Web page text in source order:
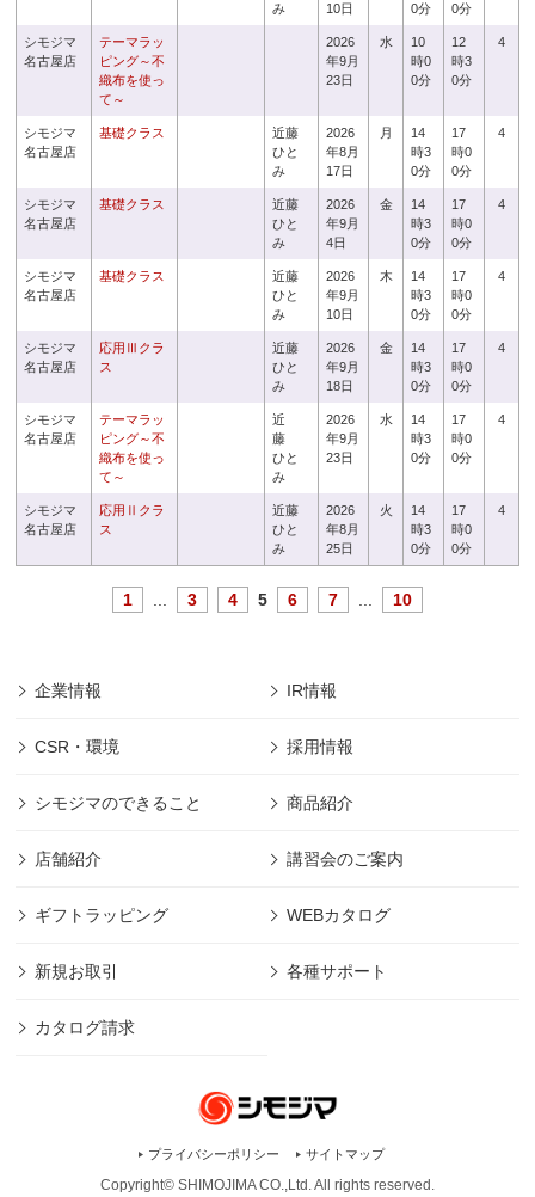
み
10日
0分
0分
シモジマ
名古屋店
テーマラッ
ピング～不
織布を使っ
て～
2026
年9月
23日
水
10
時0
0分
12
時3
0分
4
シモジマ
名古屋店
基礎クラス
近藤
ひと
み
2026
年8月
17日
月
14
時3
0分
17
時0
0分
4
シモジマ
名古屋店
基礎クラス
近藤
ひと
み
2026
年9月
4日
金
14
時3
0分
17
時0
0分
4
シモジマ
名古屋店
基礎クラス
近藤
ひと
み
2026
年9月
10日
木
14
時3
0分
17
時0
0分
4
シモジマ
名古屋店
応用Ⅲクラ
ス
近藤
ひと
み
2026
年9月
18日
金
14
時3
0分
17
時0
0分
4
シモジマ
名古屋店
テーマラッ
ピング～不
織布を使っ
て～
近
藤
ひと
み
2026
年9月
23日
水
14
時3
0分
17
時0
0分
4
シモジマ
名古屋店
応用Ⅱクラ
ス
近藤
ひと
み
2026
年8月
25日
火
14
時3
0分
17
時0
0分
4
1 3 4 5 6 7 10
企業情報 IR情報
CSR・環境 採用情報
シモジマのできること 商品紹介
店舗紹介 講習会のご案内
ギフトラッピング WEBカタログ
新規お取引 各種サポート
カタログ請求
プライバシーポリシー サイトマップ
Copyright© SHIMOJIMA CO.,Ltd. All rights reserved.